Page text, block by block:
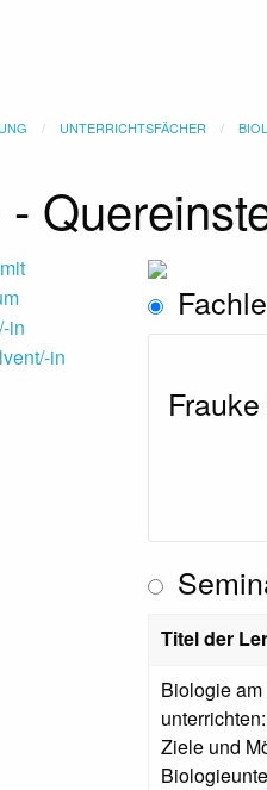
UNTERRICHTSFÄCHER
Titel der
Biologie
unterrichten:
Ziele und
in
in